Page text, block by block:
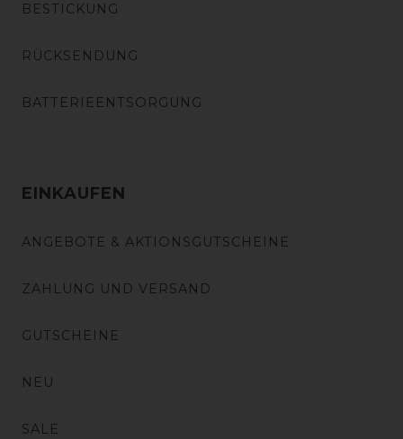
BESTICKUNG
RÜCKSENDUNG
BATTERIEENTSORGUNG
EINKAUFEN
ANGEBOTE & AKTIONSGUTSCHEINE
ZAHLUNG UND VERSAND
GUTSCHEINE
NEU
SALE